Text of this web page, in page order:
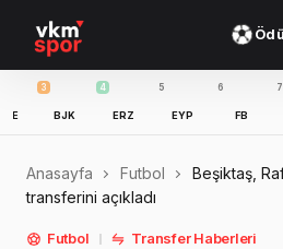
BJK ERZ EYP
Anasayfa Futbol
Beşiktaş,
transferini açıkladı
Futbol Transfer Haberleri